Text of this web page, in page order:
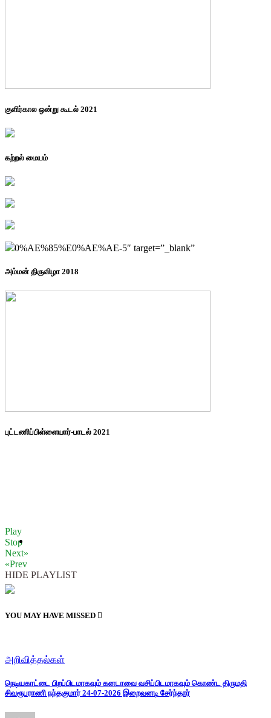
குளிர்கால ஒன்று கூடல் 2021
கற்றல் மையம்
0%AE%85%E0%AE%AE-5″ target=”_blank”
அம்மன் திருவிழா 2018
புட்டணிப்பிள்ளையார்-பாடல் 2021
Play
Stop
Next»
«Prev
HIDE PLAYLIST
YOU MAY HAVE MISSED
அறிவித்தல்கள்
நெடியகாட்டை பிறப்பிடமாகவும் கனடாவை வசிப்பிடமாகவும் கொண்ட திருமதி
சிவரூபராணி நந்தகுமார் 24-07-2026 இறைவனடி சேர்ந்தார்